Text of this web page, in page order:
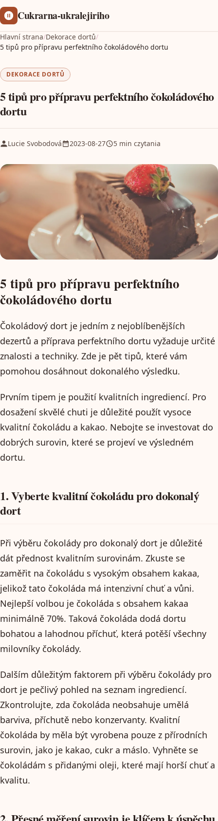
Cukrarna-ukralejiriho
Hlavní strana/Dekorace dortů/
5 tipů pro přípravu perfektního čokoládového dortu
DEKORACE DORTŮ
5 tipů pro přípravu perfektního čokoládového
dortu
Lucie Svobodová 2023-08-27 5 min czytania
5 tipů pro přípravu perfektního
čokoládového dortu
Čokoládový dort je jedním z nejoblíbenějších
dezertů a příprava perfektního dortu vyžaduje určité
znalosti a techniky. Zde je pět tipů, které vám
pomohou dosáhnout dokonalého výsledku.
Prvním tipem je použití kvalitních ingrediencí. Pro
dosažení skvělé chuti je důležité použít vysoce
kvalitní čokoládu a kakao. Nebojte se investovat do
dobrých surovin, které se projeví ve výsledném
dortu.
1. Vyberte kvalitní čokoládu pro dokonalý
dort
Při výběru čokolády pro dokonalý dort je důležité
dát přednost kvalitním surovinám. Zkuste se
zaměřit na čokoládu s vysokým obsahem kakaa,
jelikož tato čokoláda má intenzivní chuť a vůni.
Nejlepší volbou je čokoláda s obsahem kakaa
minimálně 70%. Taková čokoláda dodá dortu
bohatou a lahodnou příchuť, která potěší všechny
milovníky čokolády.
Dalším důležitým faktorem při výběru čokolády pro
dort je pečlivý pohled na seznam ingrediencí.
Zkontrolujte, zda čokoláda neobsahuje umělá
barviva, příchutě nebo konzervanty. Kvalitní
čokoláda by měla být vyrobena pouze z přírodních
surovin, jako je kakao, cukr a máslo. Vyhněte se
čokoládám s přidanými oleji, které mají horší chuť a
kvalitu.